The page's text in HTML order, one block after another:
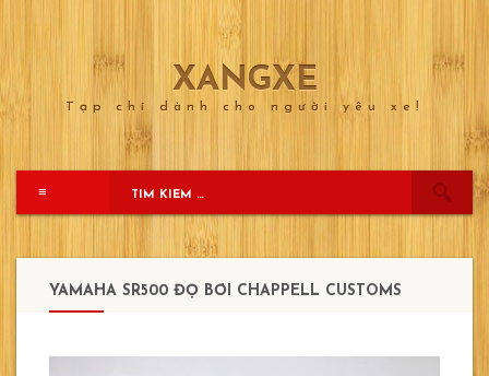
to
XANGXE
Tạp chí dành cho người yêu xe!
≡
YAMAHA SR500 ĐỘ BỞI CHAPPELL CUSTOMS